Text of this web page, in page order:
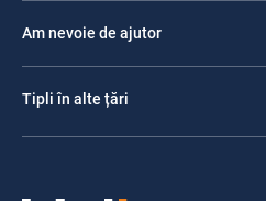
Am nevoie de ajutor
Tipli în alte țări